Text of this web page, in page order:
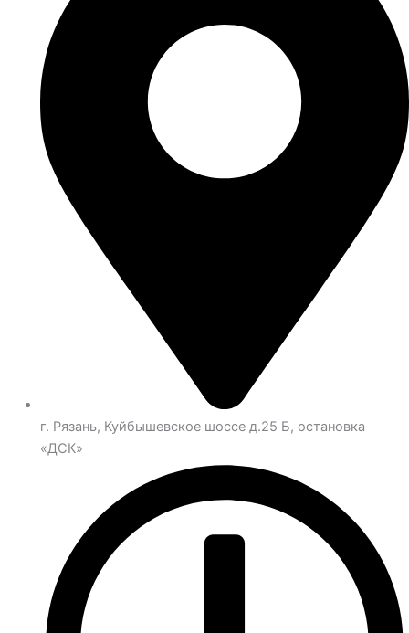
г. Рязань, Куйбышевское шоссе д.25 Б, остановка
«ДСК»